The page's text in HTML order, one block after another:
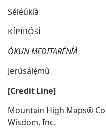
Séléúkíà
KÍPÍRỌ́SÌ
ÒKUN MẸDITARÉNÍÀ
Jerúsálẹ́mù
[Credit Line]
Mountain High Maps®
Wisdom, Inc.